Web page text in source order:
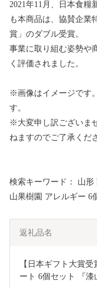
2021年11月、日本食糧
も本商品は、協賛企業
賞」のダブル受賞。
事業に取り組む姿勢や
く評価されました。
※画像はイメージです
す。
※大変申し訳ございま
ねますのでご了承くだ
検索キーワード： 山
山果樹園 アレルギー 6
返礼品名
【日本ギフト大賞
ート 6個セット 『